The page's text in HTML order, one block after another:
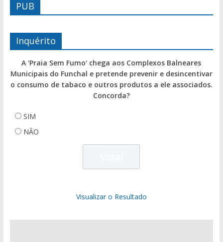
PUB
Inquérito
A 'Praia Sem Fumo' chega aos Complexos Balneares
Municipais do Funchal e pretende prevenir e desincentivar
o consumo de tabaco e outros produtos a ele associados.
Concorda?
SIM
NÃO
Visualizar o Resultado